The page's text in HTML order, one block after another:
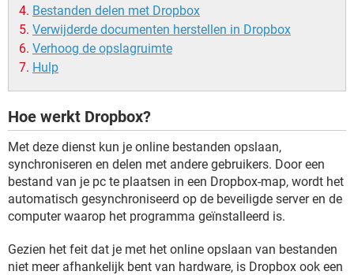
Bestanden delen met Dropbox
Verwijderde documenten herstellen in Dropbox
Verhoog de opslagruimte
Hulp
Hoe werkt Dropbox?
Met deze dienst kun je online bestanden opslaan,
synchroniseren en delen met andere gebruikers. Door een
bestand van je pc te plaatsen in een Dropbox-map, wordt het
automatisch gesynchroniseerd op de beveiligde server en de
computer waarop het programma geïnstalleerd is.
Gezien het feit dat je met het online opslaan van bestanden
niet meer afhankelijk bent van hardware, is Dropbox ook een